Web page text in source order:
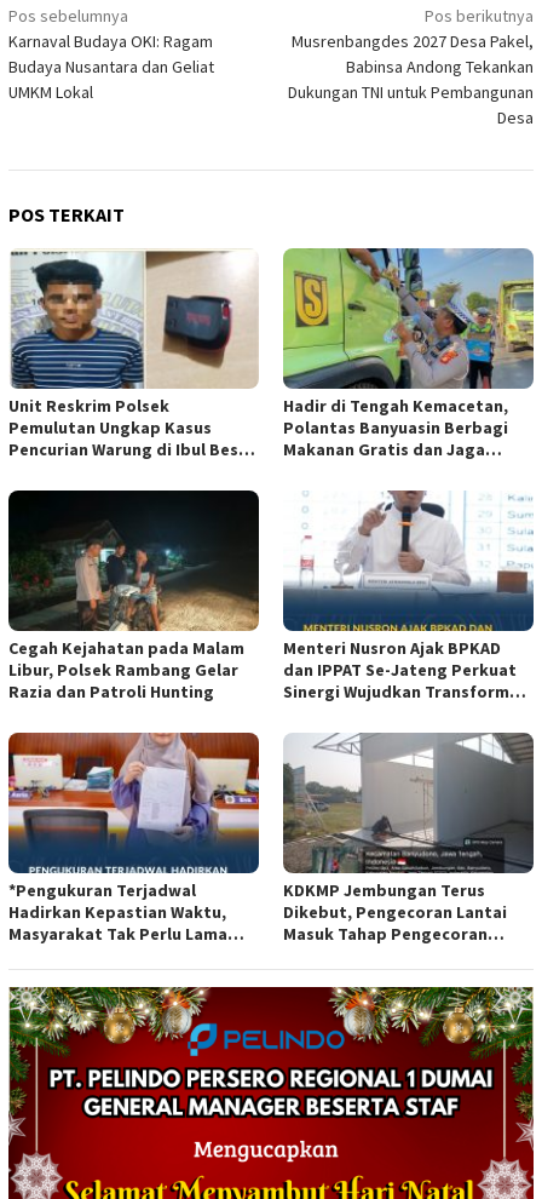
Navigasi
pos
Pos sebelumnya
Karnaval Budaya OKI: Ragam
Budaya Nusantara dan Geliat
UMKM Lokal
Pos berikutnya
Musrenbangdes 2027 Desa Pakel,
Babinsa Andong Tekankan
Dukungan TNI untuk Pembangunan
Desa
POS TERKAIT
Unit Reskrim Polsek
Pemulutan Ungkap Kasus
Pencurian Warung di Ibul Besar
Hadir di Tengah Kemacetan,
Polantas Banyuasin Berbagi
Makanan Gratis dan Jaga
Cegah Kejahatan pada Malam
Libur, Polsek Rambang Gelar
Razia dan Patroli Hunting
Menteri Nusron Ajak BPKAD
dan IPPAT Se-Jateng Perkuat
Sinergi Wujudkan Transformasi
*Pengukuran Terjadwal
Hadirkan Kepastian Waktu,
Masyarakat Tak Perlu Lama
KDKMP Jembungan Terus
Dikebut, Pengecoran Lantai
Masuk Tahap Pengecoran